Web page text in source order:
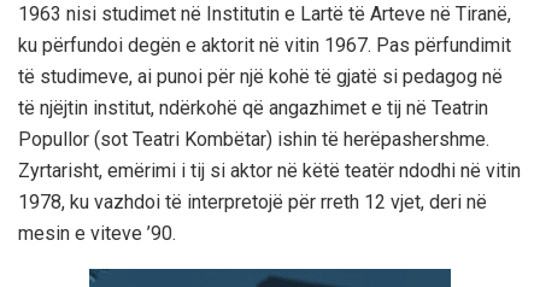
1963 nisi studimet në Institutin e Lartë të Arteve në Tiranë,
ku përfundoi degën e aktorit në vitin 1967. Pas përfundimit
të studimeve, ai punoi për një kohë të gjatë si pedagog në
të njëjtin institut, ndërkohë që angazhimet e tij në Teatrin
Popullor (sot Teatri Kombëtar) ishin të herëpashershme.
Zyrtarisht, emërimi i tij si aktor në këtë teatër ndodhi në vitin
1978, ku vazhdoi të interpretojë për rreth 12 vjet, deri në
mesin e viteve ’90.